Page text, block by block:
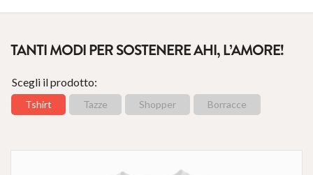
TANTI MODI PER SOSTENERE AHI, L’AMORE!
Scegli il prodotto:
Tshirt Tazze Shopper Borracce